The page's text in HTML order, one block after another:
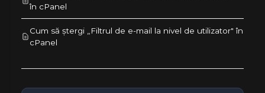
în cPanel
Cum să ștergi „Filtrul de e-mail la nivel de utilizator" în
cPanel